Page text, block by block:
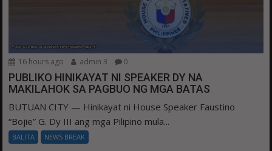
16 hours ago admin 3 0
PUBLIKO HINIKAYAT NI SPEAKER DY NA
MAKILAHOK SA PAGBUO NG MGA BATAS
BUTUAN CITY — Hinikayat ni House Speaker Faustino
“Bojie” G. Dy III ang mga Pilipino mula...
BALITA NEWS BREAK